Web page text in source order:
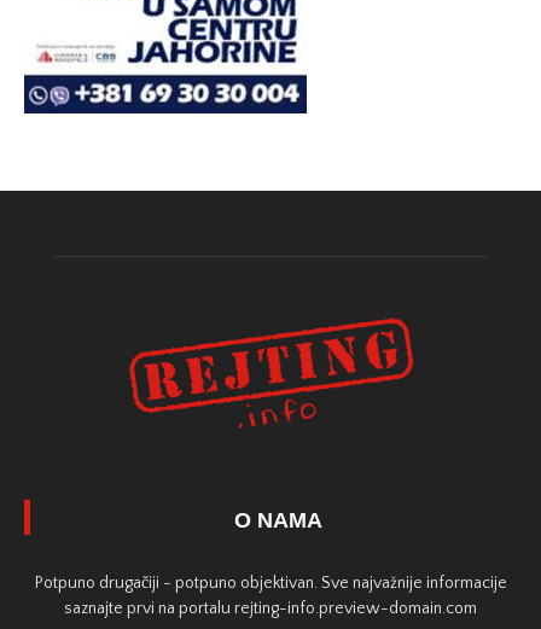
O NAMA
Potpuno drugačiji - potpuno objektivan. Sve najvažnije informacije
saznajte prvi na portalu rejting-info.preview-domain.com